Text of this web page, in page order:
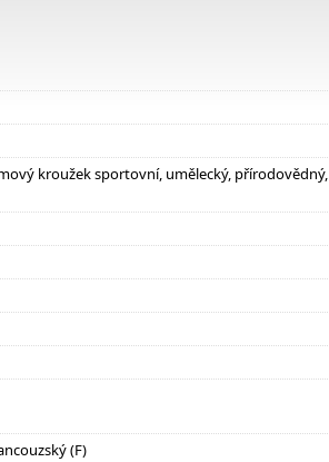
kroužek sportovní, umělecký, přírodovědný,
(F)